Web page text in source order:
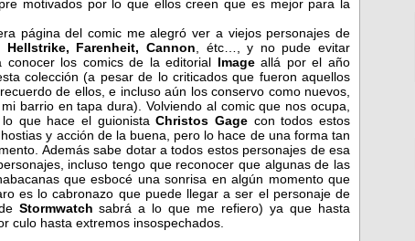
motivados por lo que ellos creen que es mejor para la
página del comic me alegró ver a viejos personajes de
Hellstrike, Farenheit, Cannon , étc…, y no pude evitar
los comics de la editorial Imageallá por el año
colección (a pesar de lo criticados que fueron aquellos
de ellos, e incluso aún los conservo como nuevos,
barrio en tapa dura). Volviendo al comic que nos ocupa,
lo que hace el guionistaChristos Gage con todos estos
y acción de la buena, pero lo hace de una forma tan
Además sabe dotar a todos estos personajes de esa
incluso tengo que reconocer que algunas de las
que esbocé una sonrisa en algún momento que
es lo cabronazo que puede llegar a ser el personaje de
Stormwatchsabrá a lo que me refiero) ya que hasta
culo hasta extremos insospechados.